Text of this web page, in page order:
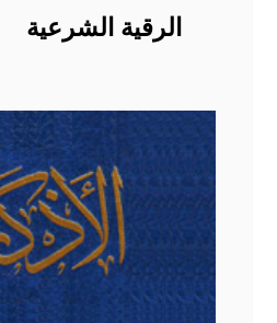
الرقية الشرعية